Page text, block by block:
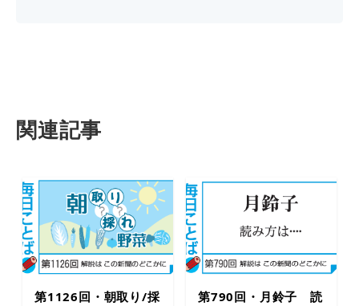
関連記事
第1126回・朝取り/採
第790回・月鈴子 読